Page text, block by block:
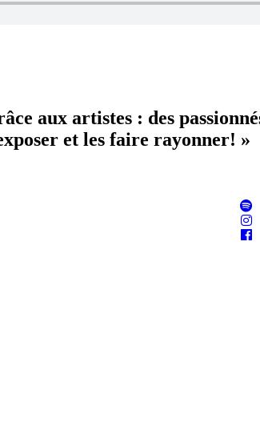
aux artistes : des
et les faire rayonner! »